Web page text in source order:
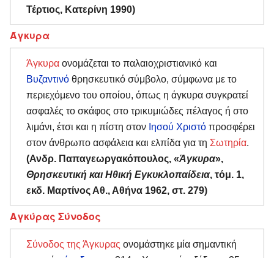
Τέρτιος, Κατερίνη 1990)
Άγκυρα
Άγκυρα ονομάζεται το παλαιοχριστιανικό και
Βυζαντινό θρησκευτικό σύμβολο, σύμφωνα με το
περιεχόμενο του οποίου, όπως η άγκυρα συγκρατεί
ασφαλές το σκάφος στο τρικυμιώδες πέλαγος ή στο
λιμάνι, έτσι και η πίστη στον Ιησού Χριστό προσφέρει
στον άνθρωπο ασφάλεια και ελπίδα για τη Σωτηρία.
(Ανδρ. Παπαγεωργακόπουλος, «Άγκυρα»,
Θρησκευτική και Ηθική Εγκυκλοπαίδεια, τόμ. 1,
εκδ. Μαρτίνος Αθ., Αθήνα 1962, στ. 279)
Αγκύρας Σύνοδος
Σύνοδος της Άγκυρας ονομάστηκε μία σημαντική